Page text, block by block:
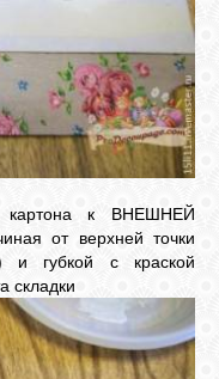
картона к ВНЕШНЕЙ
от верхней точки
и губкой с краской
складки